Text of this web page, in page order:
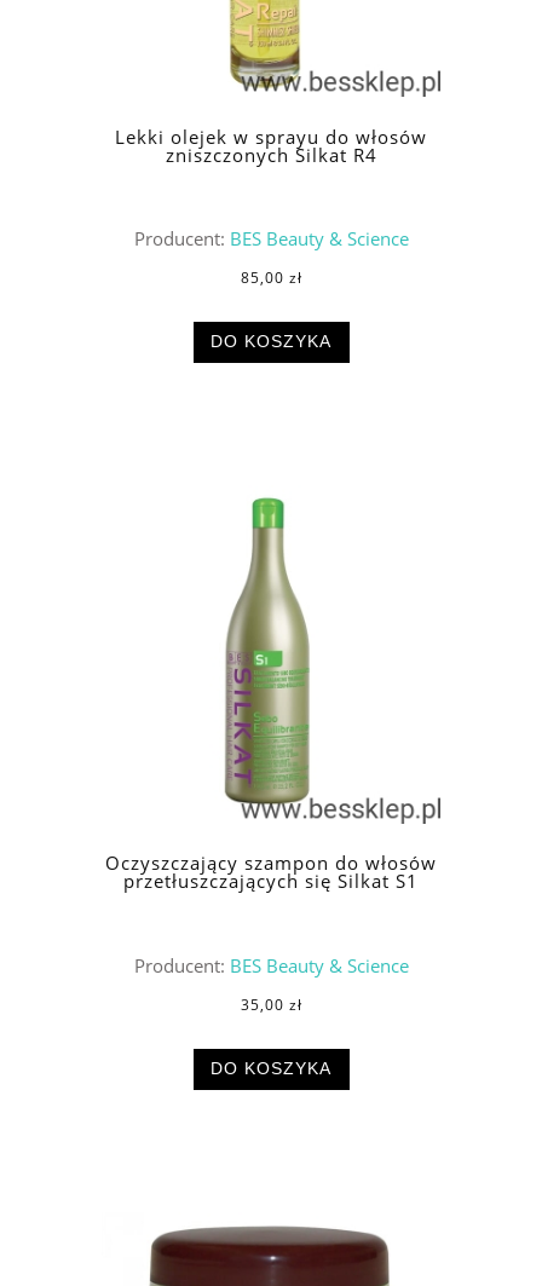
Lekki olejek w sprayu do włosów
zniszczonych Silkat R4
Producent: BES Beauty & Science
85,00 zł
DO KOSZYKA
Oczyszczający szampon do włosów
przetłuszczających się Silkat S1
Producent: BES Beauty & Science
35,00 zł
DO KOSZYKA